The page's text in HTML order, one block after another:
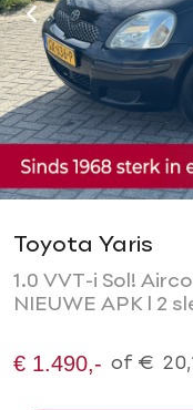
Toyota Yaris
1.0 VVT-i Sol!
NIEUWE APK l 2
€ 1.490,- of €